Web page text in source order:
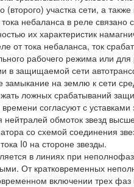
(второго) участка сети, а
небаланса в реле
их характеристик
от тока небаланса, ток
рабочего режима или
в защищаемой сети
замыкание на землю к сети
ложных срабатываний
согласуют с
нейтралей обмоток звезд
со схемой соединения
I0 на стороне звезды.
в линиях при
От кратковременных
включении трех